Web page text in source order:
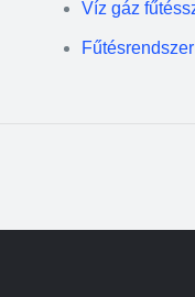
Víz gáz